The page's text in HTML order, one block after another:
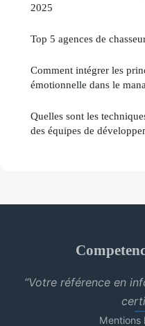
2025
Top 5 agences de
Comment intégrer les
émotionnelle dans le
Quelles sont les
des équipes de
“Votre référence en
Mentions